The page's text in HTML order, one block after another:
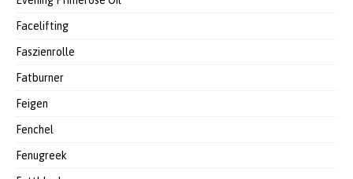
Facelifting
Faszienrolle
Fatburner
Feigen
Fenchel
Fenugreek